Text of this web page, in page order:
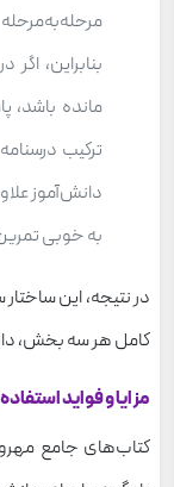
بنابراین،
مانده باشد،
ترکیب
دانش‌آموز
به خوبی
در نتیجه، این
کامل هر سه بخش،
مزایا و فواید
کتاب‌های جامع